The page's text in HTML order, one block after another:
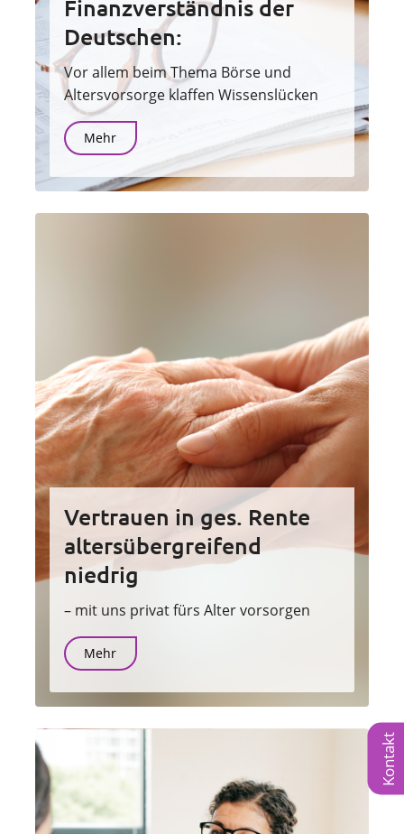
Finanzverständnis der
Deutschen:
Vor allem beim Thema Börse und
Altersvorsorge klaffen Wissenslücken
Mehr
Vertrauen in ges. Rente
altersübergreifend
niedrig
– mit uns privat fürs Alter vorsorgen
Mehr
Kontakt